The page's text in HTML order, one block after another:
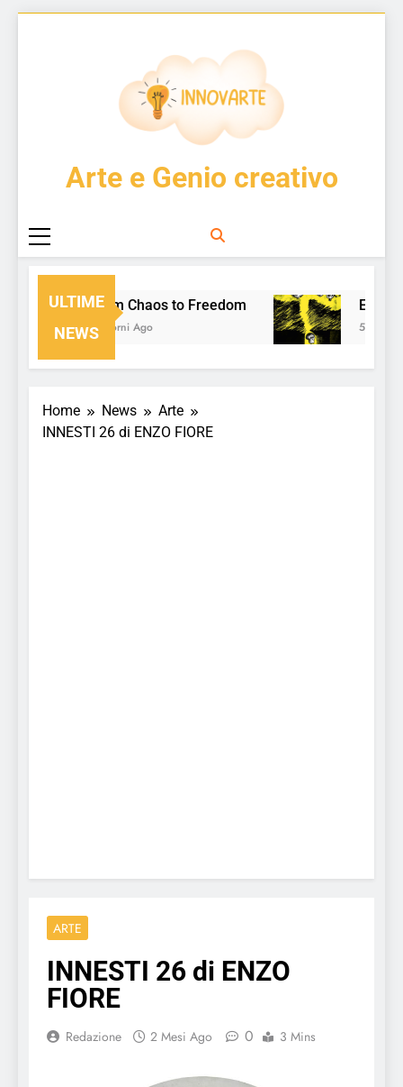
InnovArte
Arte e Genio creativo
ULTIME
NEWS
From Chaos to Freedom
2 Giorni Ago
Enzo
5 Giorni
Home News
Arte
INNESTI 26 di ENZO FIORE
ARTE
INNESTI 26 di ENZO
FIORE
Redazione 2 Mesi Ago 0 3 Mins